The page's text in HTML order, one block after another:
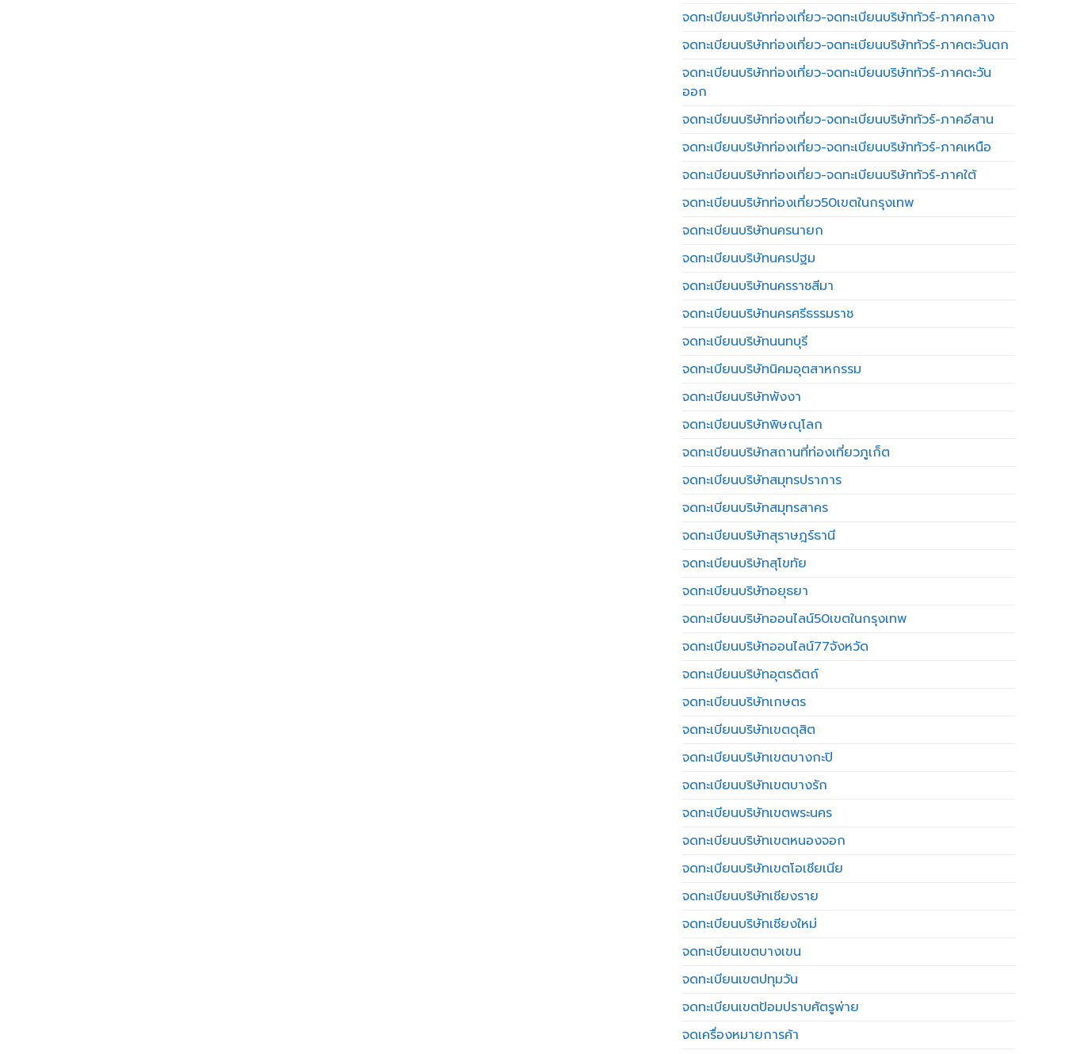
จดทะเบียนบริษัทท่องเที่ยว-จดทะเบียนบริษัททัวร์-ภาคกลาง
จดทะเบียนบริษัทท่องเที่ยว-จดทะเบียนบริษัททัวร์-ภาคตะวันตก
จดทะเบียนบริษัทท่องเที่ยว-จดทะเบียนบริษัททัวร์-ภาคตะวัน
ออก
จดทะเบียนบริษัทท่องเที่ยว-จดทะเบียนบริษัททัวร์-ภาคอีสาน
จดทะเบียนบริษัทท่องเที่ยว-จดทะเบียนบริษัททัวร์-ภาคเหนือ
จดทะเบียนบริษัทท่องเที่ยว-จดทะเบียนบริษัททัวร์-ภาคใต้
จดทะเบียนบริษัทท่องเที่ยว50เขตในกรุงเทพ
จดทะเบียนบริษัทนครนายก
จดทะเบียนบริษัทนครปฐม
จดทะเบียนบริษัทนครราชสีมา
จดทะเบียนบริษัทนครศรีธรรมราช
จดทะเบียนบริษัทนนทบุรี
จดทะเบียนบริษัทนิคมอุตสาหกรรม
จดทะเบียนบริษัทพังงา
จดทะเบียนบริษัทพิษณุโลก
จดทะเบียนบริษัทสถานที่ท่องเที่ยวภูเก็ต
จดทะเบียนบริษัทสมุทรปราการ
จดทะเบียนบริษัทสมุทรสาคร
จดทะเบียนบริษัทสุราษฎร์ธานี
จดทะเบียนบริษัทสุโขทัย
จดทะเบียนบริษัทอยุธยา
จดทะเบียนบริษัทออนไลน์50เขตในกรุงเทพ
จดทะเบียนบริษัทออนไลน์77จังหวัด
จดทะเบียนบริษัทอุตรดิตถ์
จดทะเบียนบริษัทเกษตร
จดทะเบียนบริษัทเขตดุสิต
จดทะเบียนบริษัทเขตบางกะปิ
จดทะเบียนบริษัทเขตบางรัก
จดทะเบียนบริษัทเขตพระนคร
จดทะเบียนบริษัทเขตหนองจอก
จดทะเบียนบริษัทเขตโอเชียเนีย
จดทะเบียนบริษัทเชียงราย
จดทะเบียนบริษัทเชียงใหม่
จดทะเบียนเขตบางเขน
จดทะเบียนเขตปทุมวัน
จดทะเบียนเขตป้อมปราบศัตรูพ่าย
จดเครื่องหมายการค้า